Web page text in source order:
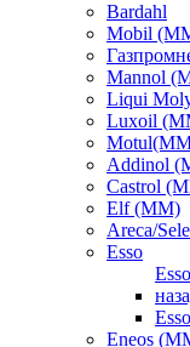
Bardahl
Mobil
Mannol
Liqui
Luxoil
Addinol
Castrol
Elf (ММ)
Areca/
Esso
Esso
Eneos